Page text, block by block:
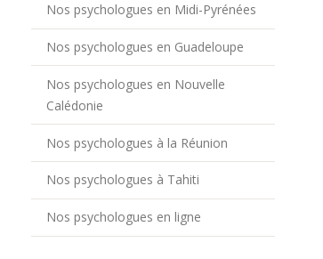
Nos psychologues en Midi-Pyrénées
Nos psychologues en Guadeloupe
Nos psychologues en Nouvelle
Calédonie
Nos psychologues à la Réunion
Nos psychologues à Tahiti
Nos psychologues en ligne